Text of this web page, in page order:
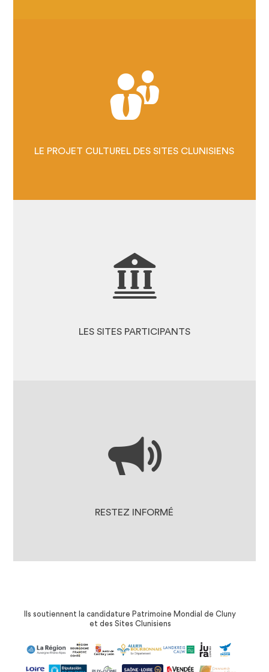
LE PROJET CULTUREL DES SITES CLUNISIENS
LE PROJET CLUNISIEN, C'EST
QUOI ?
LES CLUNISIENS S'ENGAGENT
LES SITES PARTICIPANTS
DÉCOUVREZ LES SITES
LES COULEURS DE LA
RESTEZ INFORMÉ
LES ACTUALITÉS
DOCUMENTS À TÉLÉCHARGER
Ils soutiennent la candidature Patrimoine Mondial de Cluny
et des Sites Clunisiens